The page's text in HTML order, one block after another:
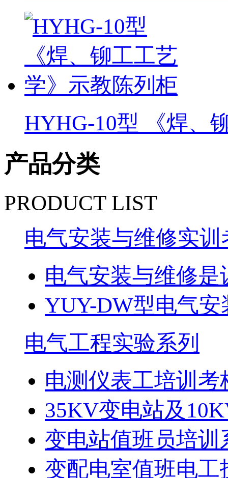
HYHG-10型 《焊、
产品分类
PRODUCT LIST
电气安装与维修实
电气安装与维修是
YUY-DW型电气
电气工程实验系列
电测仪表工培训考
35KV变电站及
变电站值班员培训
变配电室值班电工